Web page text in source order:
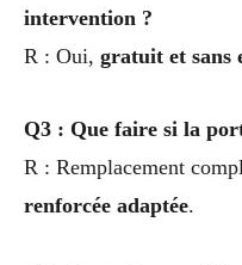
intervention ?
R : Oui, gratuit et sans
Q3 : Que faire si la
R : Remplacement
renforcée adaptée.